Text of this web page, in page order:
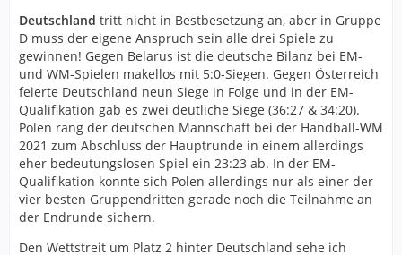
Deutschland tritt nicht in Bestbesetzung an, aber in Gruppe
D muss der eigene Anspruch sein alle drei Spiele zu
gewinnen! Gegen Belarus ist die deutsche Bilanz bei EM-
und WM-Spielen makellos mit 5:0-Siegen. Gegen Österreich
feierte Deutschland neun Siege in Folge und in der EM-
Qualifikation gab es zwei deutliche Siege (36:27 & 34:20).
Polen rang der deutschen Mannschaft bei der Handball-WM
2021 zum Abschluss der Hauptrunde in einem allerdings
eher bedeutungslosen Spiel ein 23:23 ab. In der EM-
Qualifikation konnte sich Polen allerdings nur als einer der
vier besten Gruppendritten gerade noch die Teilnahme an
der Endrunde sichern.
Den Wettstreit um Platz 2 hinter Deutschland sehe ich